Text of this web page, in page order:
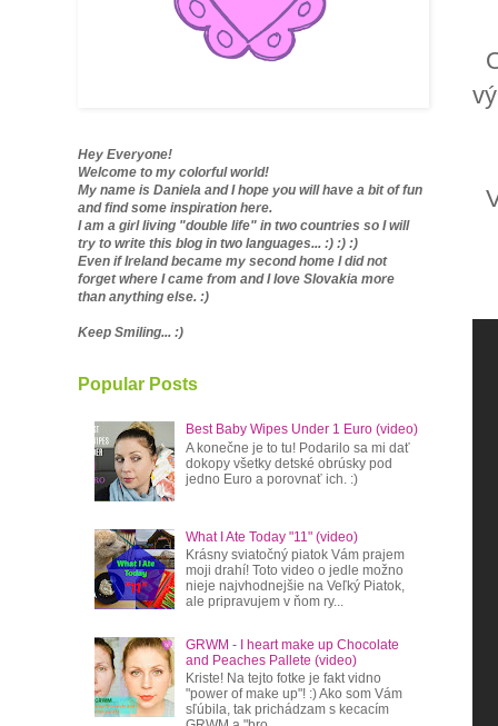
Hey Everyone!
Welcome to my colorful world!
My name is Daniela and I hope you will have a bit of fun
and find some inspiration here.
I am a girl living "double life" in two countries so I will
try to write this blog in two languages... :) :) :)
Even if Ireland became my second home I did not
forget where I came from and I love Slovakia more
than anything else. :)
Keep Smiling... :)
Popular Posts
Best Baby Wipes Under 1 Euro (video)
A konečne je to tu! Podarilo sa mi dať
dokopy všetky detské obrúsky pod
jedno Euro a porovnať ich. :)
What I Ate Today "11" (video)
Krásny sviatočný piatok Vám prajem
moji drahí! Toto video o jedle možno
nieje najvhodnejšie na Veľký Piatok,
ale pripravujem v ňom ry...
GRWM - I heart make up Chocolate
and Peaches Pallete (video)
Kriste! Na tejto fotke je fakt vidno
"power of make up"! :) Ako som Vám
sľúbila, tak prichádzam s kecacím